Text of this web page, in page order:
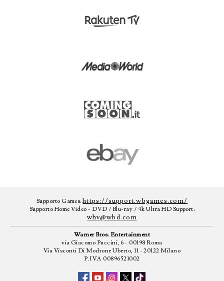
Supporto Games:https://support.wbgames.com/
Supporto Home Video - DVD / Blu-ray / 4k Ultra HD Support:
whv@wbd.com
Warner Bros. Entertainment
via Giacomo Puccini, 6 - 00198 Roma
Via Visconti Di Modrone Uberto, 11 - 20122 Milano
P.IVA 00896521002